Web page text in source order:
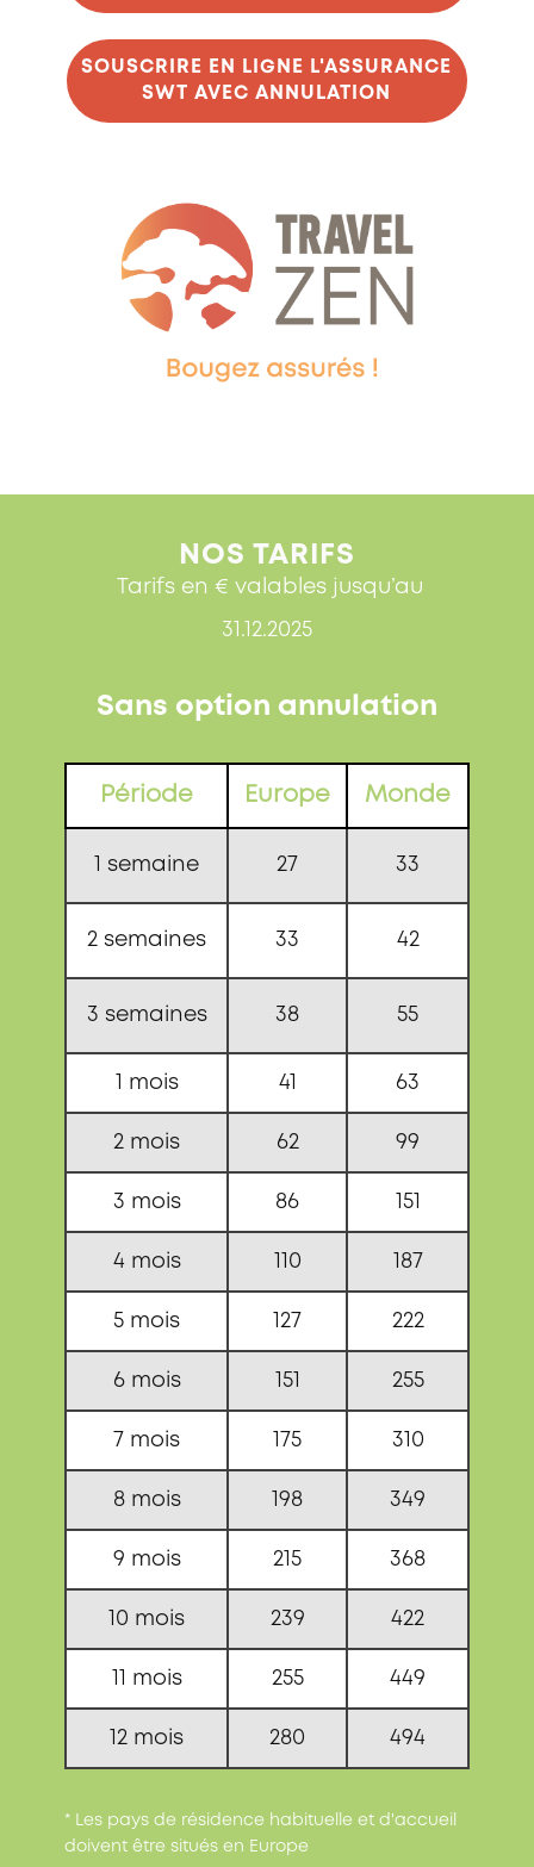
SOUSCRIRE EN LIGNE L'ASSURANCE
SWT AVEC ANNULATION
NOS TARIFS
​​Tarifs en € valables jusqu’au
31.12.2025
Sans option annulation
Période Europe Monde
1 semaine 27 33
2 semaines 33 42
3 semaines 38 55
1 mois 41 63
2 mois 62 99
3 mois 86 151
4 mois 110 187
5 mois 127 222
6 mois 151 255
7 mois 175 310
8 mois 198 349
9 mois 215 368
10 mois 239 422
11 mois 255 449
12 mois 280 494
* Les pays de résidence habituelle et d'accueil
doivent être situés en Europe